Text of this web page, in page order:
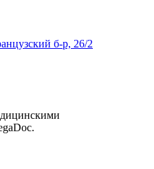
б-р, 26/2